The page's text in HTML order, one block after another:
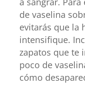
de vaselina
evitarás que la
intensifique.
zapatos que te
poco de
cómo